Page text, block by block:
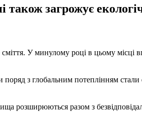
загрожує
У минулому році в цьому місці
поряд з глобальним потеплінням
розширюються разом з